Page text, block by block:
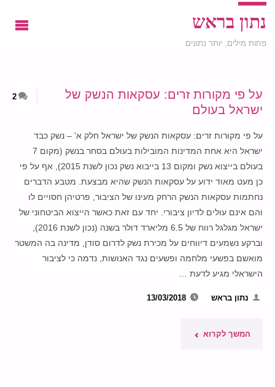
נתון בראש
פחות מילים, יותר נתונים
על פי מקורות זרים: עסקאות הנשק של
ישראל בעולם
2
על פי מקורות זרים: עסקאות הנשק של ישראל חלק א' – נשק כבד
ישראל היא אחת המדינות המובילות בעולם בסחר בנשק (מקום 7
בעולם בייצוא נשק ומקום 13 בייבוא נשק נכון לשנת 2015), אף על פי
כן מעט מאוד ידוע על עסקאות הנשק שהיא מבצעת. מטבע הדברים
נחתמות עסקאות הנשק הרחק מעינו של הציבור, פרטיהן חסויים לו
והם אינם עולים לדיון ציבורי. יחד עם זאת כאשר הייצוא הביטחוני של
ישראל מגלגל רווח של 6.5 מליארד דולר בשנה (נכון לשנת 2016),
וברקע נשמעים דיווחים על מכירת נשק לדרום סודן, מדינה בה המשטר
מואשם בפשעי מלחמה ופשעים נגד האנושות, נדמה כי לציבור
הישראלי מגיע לדעת …
נתון בראש 13/03/2018
המשך לקרוא "על